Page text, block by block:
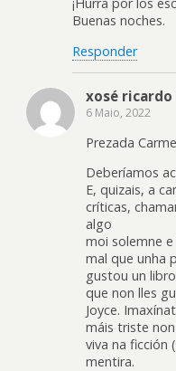
¡Hurra por los
Buenas noches.
Responder
xosé ricardo
6 Maio, 2022
Prezada
Deberíamos
E, quizais, a
críticas,
algo
moi solemne
mal que unha
gustou un
que non lles
Joyce.
máis triste
viva na ficción
mentira.